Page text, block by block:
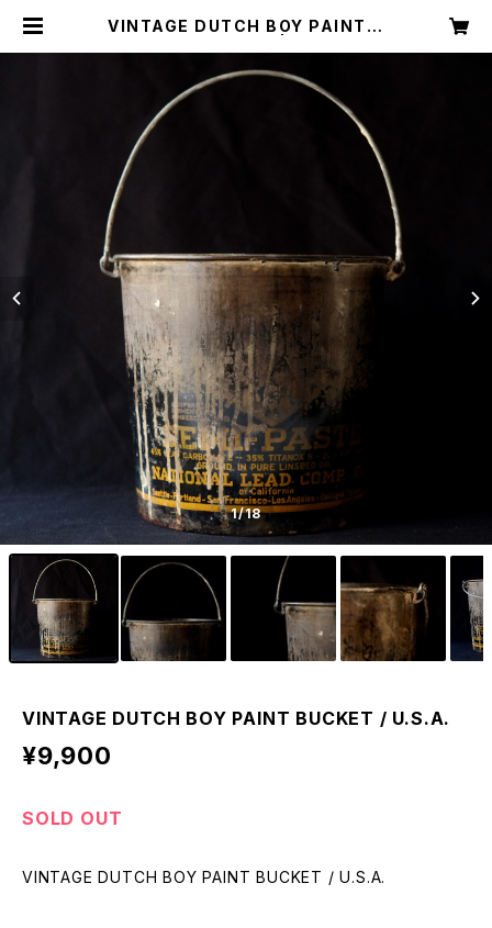
VINTAGE DUTCH BOY PAINT B
1/18
VINTAGE DUTCH BOY PAINT BUCKET / U.S.A.
¥9,900
SOLD OUT
VINTAGE DUTCH BOY PAINT BUCKET / U.S.A.